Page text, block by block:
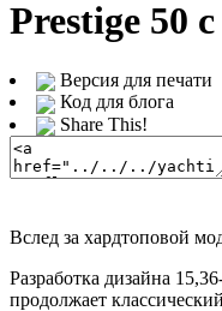
Prestige 50
Версия для печати
Код для блога
Share This!
Вслед за хардтоповой
Разработка дизайна
продолжает